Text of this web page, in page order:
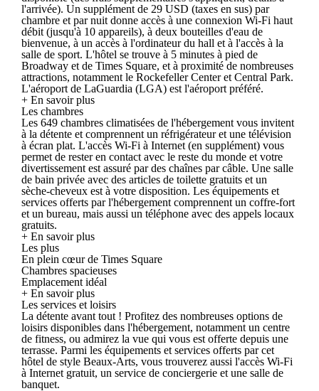
l'arrivée). Un supplément de 29 USD (taxes en sus) par
chambre et par nuit donne accès à une connexion Wi-Fi haut
débit (jusqu'à 10 appareils), à deux bouteilles d'eau de
bienvenue, à un accès à l'ordinateur du hall et à l'accès à la
salle de sport. L'hôtel se trouve à 5 minutes à pied de
Broadway et de Times Square, et à proximité de nombreuses
attractions, notamment le Rockefeller Center et Central Park.
L'aéroport de LaGuardia (LGA) est l'aéroport préféré.
+ En savoir plus
Les chambres
Les 649 chambres climatisées de l'hébergement vous invitent
à la détente et comprennent un réfrigérateur et une télévision
à écran plat. L'accès Wi-Fi à Internet (en supplément) vous
permet de rester en contact avec le reste du monde et votre
divertissement est assuré par des chaînes par câble. Une salle
de bain privée avec des articles de toilette gratuits et un
sèche-cheveux est à votre disposition. Les équipements et
services offerts par l'hébergement comprennent un coffre-fort
et un bureau, mais aussi un téléphone avec des appels locaux
gratuits.
+ En savoir plus
Les plus
En plein cœur de Times Square
Chambres spacieuses
Emplacement idéal
+ En savoir plus
Les services et loisirs
La détente avant tout ! Profitez des nombreuses options de
loisirs disponibles dans l'hébergement, notamment un centre
de fitness, ou admirez la vue qui vous est offerte depuis une
terrasse. Parmi les équipements et services offerts par cet
hôtel de style Beaux-Arts, vous trouverez aussi l'accès Wi-Fi
à Internet gratuit, un service de conciergerie et une salle de
banquet.